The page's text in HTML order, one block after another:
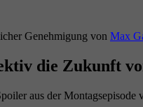
Genehmigung von Max
die Zukunft
aus der